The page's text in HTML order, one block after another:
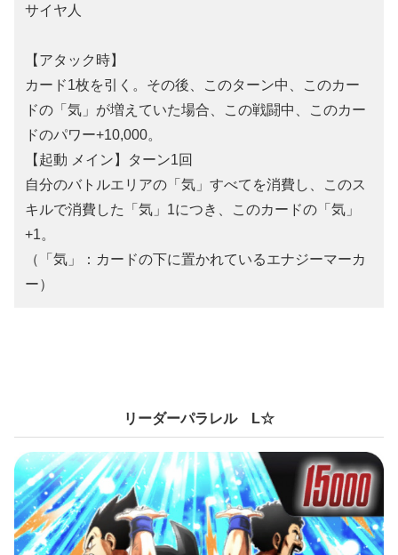
サイヤ人
【アタック時】
カード1枚を引く。その後、このターン中、このカー
ドの「気」が増えていた場合、この戦闘中、このカー
ドのパワー+10,000。
【起動 メイン】ターン1回
自分のバトルエリアの「気」すべてを消費し、このス
キルで消費した「気」1につき、このカードの「気」
+1。
（「気」：カードの下に置かれているエナジーマーカ
ー）
リーダーパラレル L☆